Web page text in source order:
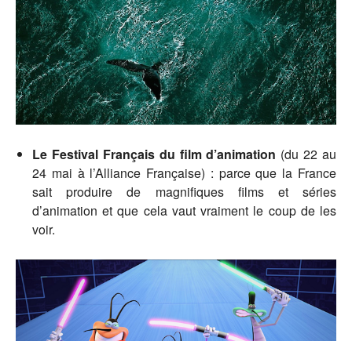
Le Festival Français du film d’animation (du 22 au
24 mai à l’Alliance Française) : parce que la France
sait produire de magnifiques films et séries
d’animation et que cela vaut vraiment le coup de les
voir.